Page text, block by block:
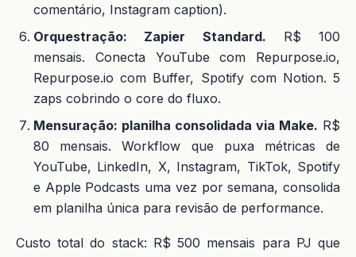
comentário, Instagram caption).
Orquestração: Zapier Standard. R$ 100
mensais. Conecta YouTube com Repurpose.io,
Repurpose.io com Buffer, Spotify com Notion. 5
zaps cobrindo o core do fluxo.
Mensuração: planilha consolidada via Make. R$
80 mensais. Workflow que puxa métricas de
YouTube, LinkedIn, X, Instagram, TikTok, Spotify
e Apple Podcasts uma vez por semana, consolida
em planilha única para revisão de performance.
Custo total do stack: R$ 500 mensais para PJ que